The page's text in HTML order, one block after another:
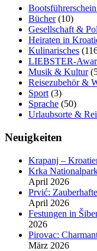
Bücher(10)
Gesellschaft &
Heiraten in
Kulinarisches
LIEBSTER-
Musik & Kultur
Reisezubehör &
Sport (3)
Sprache (50)
Urlaubsorte &
Neuigkeiten
Krapanj –
Krka
April 2026
Prvić:
April 2026
Festungen in
2026
Pirovac:
März 2026